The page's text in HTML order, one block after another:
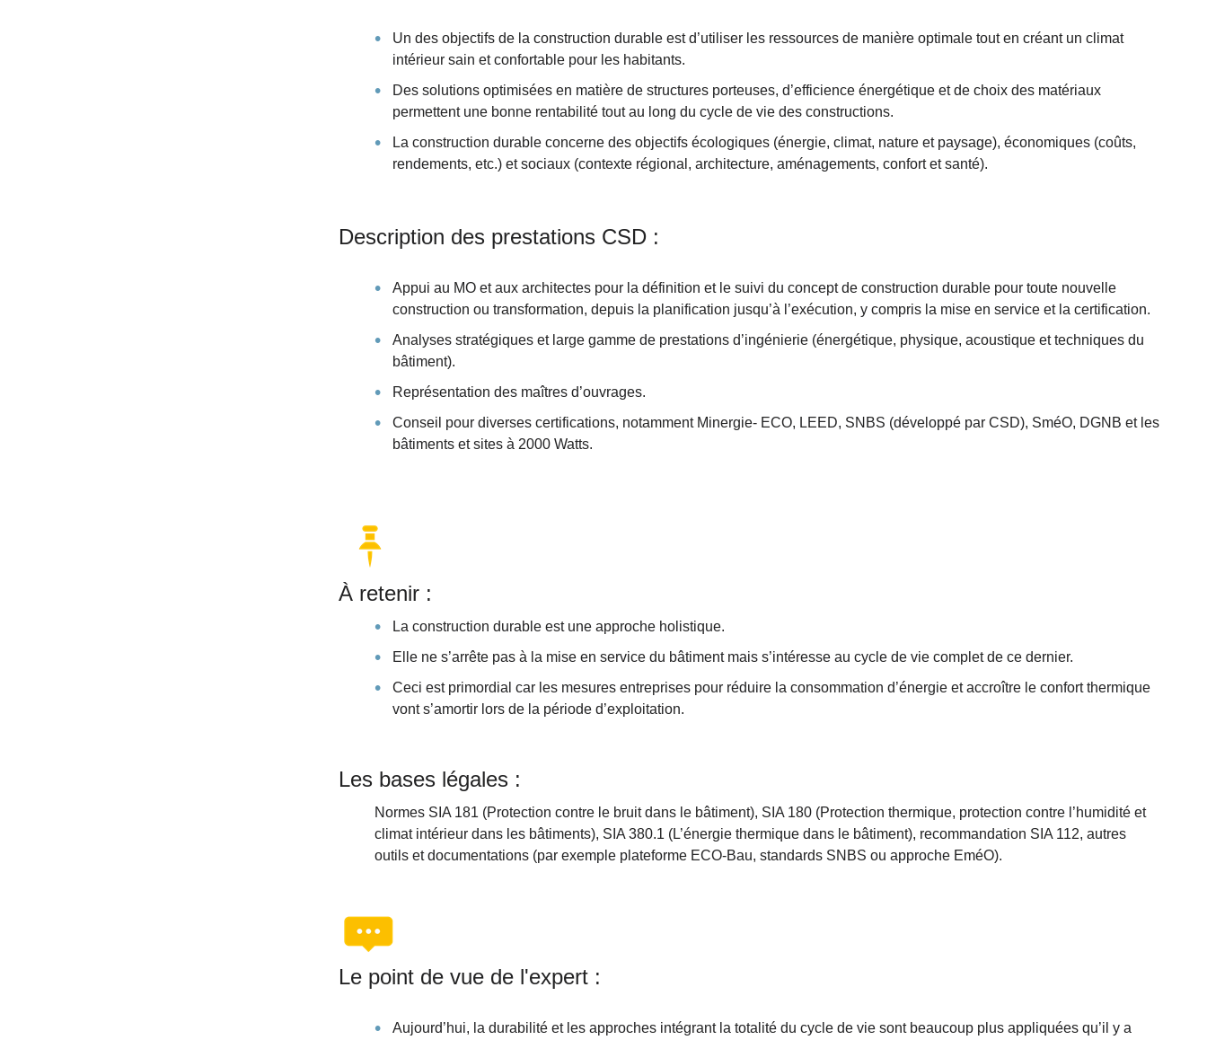
Un des objectifs de la construction durable est d’utiliser les ressources de manière optimale tout en créant un climat
intérieur sain et confortable pour les habitants.
Des solutions optimisées en matière de structures porteuses, d’efficience énergétique et de choix des matériaux
permettent une bonne rentabilité tout au long du cycle de vie des constructions.
La construction durable concerne des objectifs écologiques (énergie, climat, nature et paysage), économiques (coûts,
rendements, etc.) et sociaux (contexte régional, architecture, aménagements, confort et santé).
Description des prestations CSD :
Appui au MO et aux architectes pour la définition et le suivi du concept de construction durable pour toute nouvelle
construction ou transformation, depuis la planification jusqu’à l’exécution, y compris la mise en service et la certification.
Analyses stratégiques et large gamme de prestations d’ingénierie (énergétique, physique, acoustique et techniques du
bâtiment).
Représentation des maîtres d’ouvrages.
Conseil pour diverses certifications, notamment Minergie- ECO, LEED, SNBS (développé par CSD), SméO, DGNB et les
bâtiments et sites à 2000 Watts.
À retenir :
La construction durable est une approche holistique.
Elle ne s’arrête pas à la mise en service du bâtiment mais s’intéresse au cycle de vie complet de ce dernier.
Ceci est primordial car les mesures entreprises pour réduire la consommation d’énergie et accroître le confort thermique
vont s’amortir lors de la période d’exploitation.
Les bases légales :
Normes SIA 181 (Protection contre le bruit dans le bâtiment), SIA 180 (Protection thermique, protection contre l’humidité et
climat intérieur dans les bâtiments), SIA 380.1 (L’énergie thermique dans le bâtiment), recommandation SIA 112, autres
outils et documentations (par exemple plateforme ECO-Bau, standards SNBS ou approche EméO).
Le point de vue de l'expert :
Aujourd’hui, la durabilité et les approches intégrant la totalité du cycle de vie sont beaucoup plus appliquées qu’il y a